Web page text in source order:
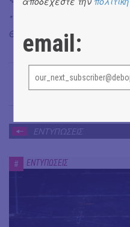
* Κάθε Σάββατο στις 21:00
Θέατρο 104, Ευμολπιδών 41
ΕΝΤΥΠΩΣΕΙΣ
# ΕΝΤΥΠΩΣΕΙΣ
email: